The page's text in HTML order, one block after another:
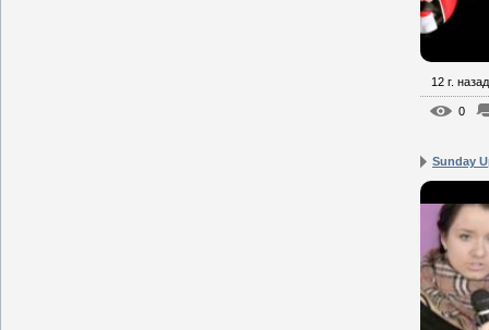
12 г. назад
0
Sunday